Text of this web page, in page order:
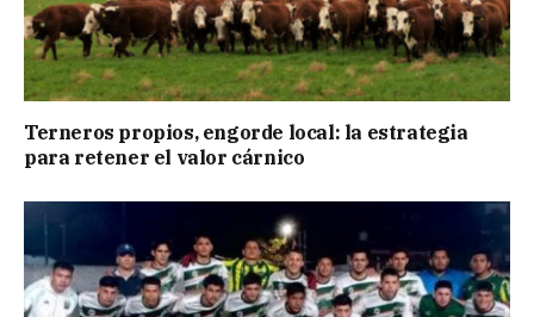
Terneros propios, engorde local: la estrategia
para retener el valor cárnico